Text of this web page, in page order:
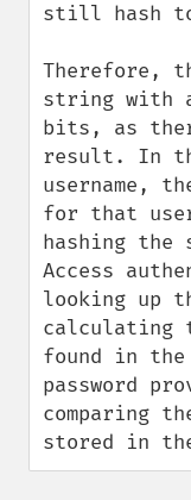
still hash to
Therefore,
string with
bits, as
result. In
username,
for that
hashing the
Access
looking up
calculating
found in the
password
comparing
stored in